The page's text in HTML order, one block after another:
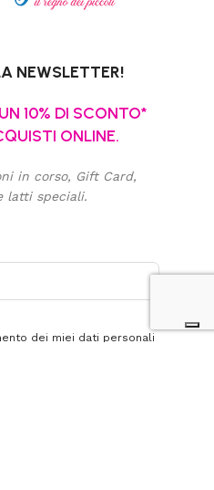
NEWSLETTER!
10% DI SCONTO*
ONLINE.
in corso, Gift Card,
latti speciali.
dei miei dati personali